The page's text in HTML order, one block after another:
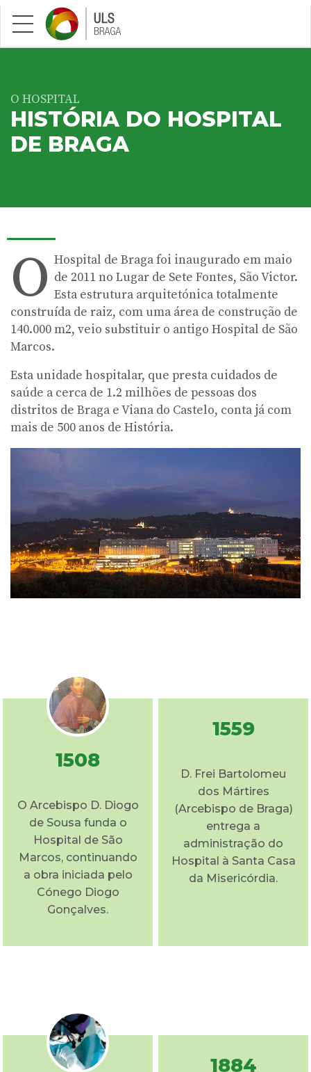
Saltar para conteúdo principal
O HOSPITAL
HISTÓRIA DO HOSPITAL
DE BRAGA
O Hospital de Braga foi inaugurado em maio
de 2011 no Lugar de Sete Fontes, São Victor.
Esta estrutura arquitetónica totalmente
construída de raiz, com uma área de construção de
140.000 m2, veio substituir o antigo Hospital de São
Marcos.
Esta unidade hospitalar, que presta cuidados de
saúde a cerca de 1.2 milhões de pessoas dos
distritos de Braga e Viana do Castelo, conta já com
mais de 500 anos de História.
1508
O Arcebispo D. Diogo
de Sousa funda o
Hospital de São
Marcos, continuando
a obra iniciada pelo
Cónego Diogo
Gonçalves.
1559
D. Frei Bartolomeu
dos Mártires
(Arcebispo de Braga)
entrega a
administração do
Hospital à Santa Casa
da Misericórdia.
1884